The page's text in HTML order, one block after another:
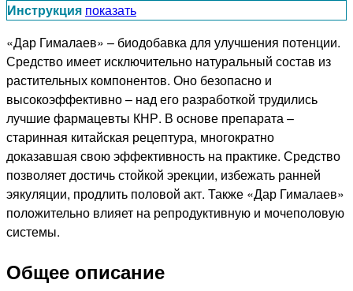
Инструкция показать
«Дар Гималаев» – биодобавка для улучшения потенции.
Средство имеет исключительно натуральный состав из
растительных компонентов. Оно безопасно и
высокоэффективно – над его разработкой трудились
лучшие фармацевты КНР. В основе препарата –
старинная китайская рецептура, многократно
доказавшая свою эффективность на практике. Средство
позволяет достичь стойкой эрекции, избежать ранней
эякуляции, продлить половой акт. Также «Дар Гималаев»
положительно влияет на репродуктивную и мочеполовую
системы.
Общее описание